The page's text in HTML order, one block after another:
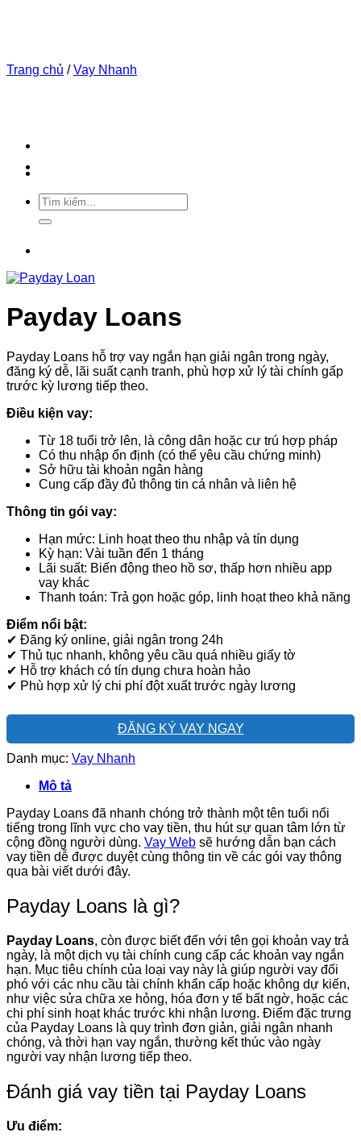
Tìm
kiếm:
Trang chủ / Vay Nhanh
Payday Loans
Payday Loans hỗ trợ vay ngắn hạn giải ngân trong ngày,
đăng ký dễ, lãi suất cạnh tranh, phù hợp xử lý tài chính gấp
trước kỳ lương tiếp theo.
Điều kiện vay:
Từ 18 tuổi trở lên, là công dân hoặc cư trú hợp pháp
Có thu nhập ổn định (có thể yêu cầu chứng minh)
Sở hữu tài khoản ngân hàng
Cung cấp đầy đủ thông tin cá nhân và liên hệ
Thông tin gói vay:
Hạn mức: Linh hoạt theo thu nhập và tín dụng
Kỳ hạn: Vài tuần đến 1 tháng
Lãi suất: Biến động theo hồ sơ, thấp hơn nhiều app
vay khác
Thanh toán: Trả gọn hoặc góp, linh hoạt theo khả năng
Điểm nổi bật:
✔ Đăng ký online, giải ngân trong 24h
✔ Thủ tục nhanh, không yêu cầu quá nhiều giấy tờ
✔ Hỗ trợ khách có tín dụng chưa hoàn hảo
✔ Phù hợp xử lý chi phí đột xuất trước ngày lương
ĐĂNG KÝ VAY NGAY
Danh mục: Vay Nhanh
Mô tả
Payday Loans đã nhanh chóng trở thành một tên tuổi nổi
tiếng trong lĩnh vực cho vay tiền, thu hút sự quan tâm lớn từ
cộng đồng người dùng. Vay Web sẽ hướng dẫn bạn cách
vay tiền dễ được duyệt cùng thông tin về các gói vay thông
qua bài viết dưới đây.
Payday Loans là gì?
Payday Loans, còn được biết đến với tên gọi khoản vay trả
ngày, là một dịch vụ tài chính cung cấp các khoản vay ngắn
hạn. Mục tiêu chính của loại vay này là giúp người vay đối
phó với các nhu cầu tài chính khẩn cấp hoặc không dự kiến,
như việc sửa chữa xe hỏng, hóa đơn y tế bất ngờ, hoặc các
chi phí sinh hoạt khác trước khi nhận lương. Điểm đặc trưng
của Payday Loans là quy trình đơn giản, giải ngân nhanh
chóng, và thời hạn vay ngắn, thường kết thúc vào ngày
người vay nhận lương tiếp theo.
Đánh giá vay tiền tại Payday Loans
Ưu điểm: